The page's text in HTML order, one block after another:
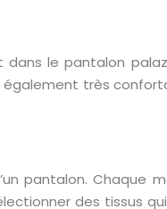
dans le pantalon
très
pantalon. Chaque
des tissus